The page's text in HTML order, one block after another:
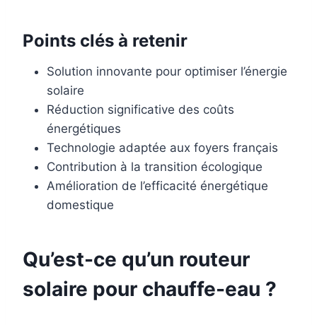
Points clés à retenir
Solution innovante pour optimiser l’énergie
solaire
Réduction significative des coûts
énergétiques
Technologie adaptée aux foyers français
Contribution à la transition écologique
Amélioration de l’efficacité énergétique
domestique
Qu’est-ce qu’un routeur
solaire pour chauffe-eau ?